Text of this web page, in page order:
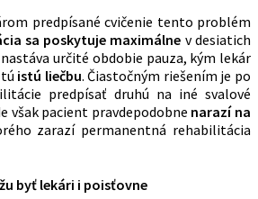
predpísané cvičenie tento problém
sa poskytuje maximálne v desiatich
určité obdobie pauza, kým lekár
istú liečbu. Čiastočným riešením je po
predpísať druhú na iné svalové
však pacient pravdepodobne narazí na
zarazí permanentná rehabilitácia
byť lekári i poisťovne